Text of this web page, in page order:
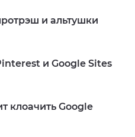
и альтушки
и Google Sites
клоачить Google